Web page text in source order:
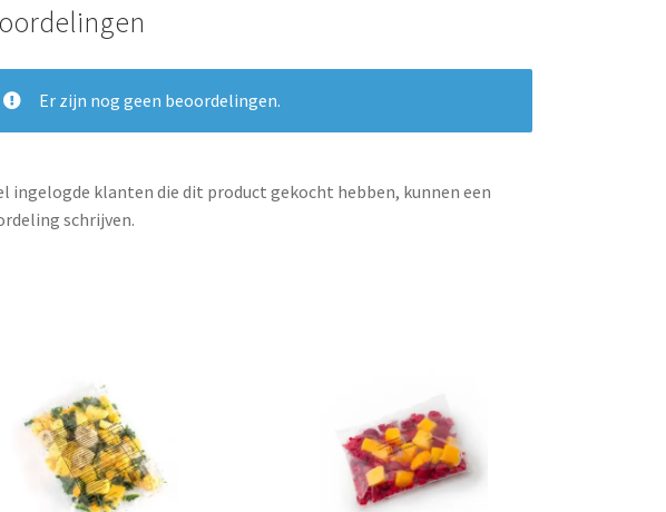
Er zijn nog geen beoordelingen.
ingelogde klanten die dit product gekocht hebben, kunnen een
schrijven.